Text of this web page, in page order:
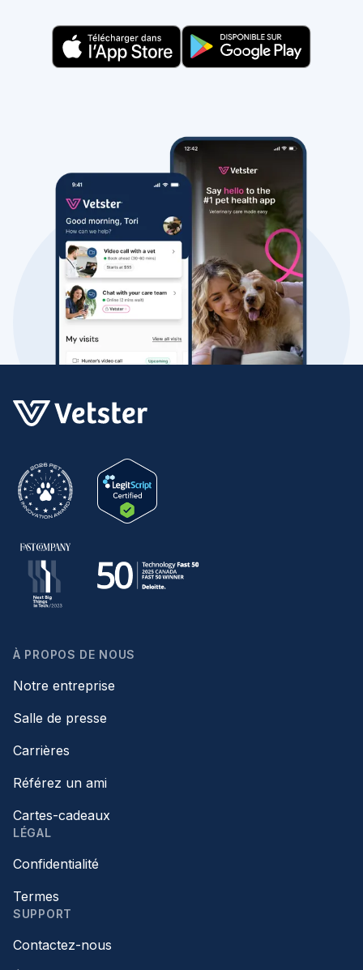
À PROPOS DE NOUS
Notre entreprise
Salle de presse
Carrières
Référez un ami
Cartes-cadeaux
LÉGAL
Confidentialité
Termes
SUPPORT
Contactez-nous